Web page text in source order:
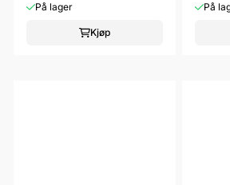
På lager
Kjøp
På